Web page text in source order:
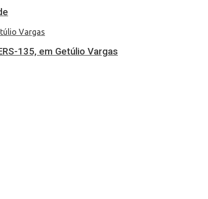
135, em Getúlio Vargas